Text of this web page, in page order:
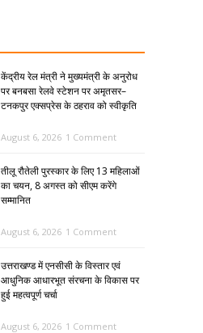
केंद्रीय रेल मंत्री ने मुख्यमंत्री के अनुरोध
पर बनबसा रेलवे स्टेशन पर अमृतसर–
टनकपुर एक्सप्रेस के ठहराव को स्वीकृति
August 6, 2026 1 Comment
तीलू रौतेली पुरस्कार के लिए 13 महिलाओं
का चयन, 8 अगस्त को सीएम करेंगे
सम्मानित
August 6, 2026 1 Comment
उत्तराखण्ड में एनसीसी के विस्तार एवं
आधुनिक आधारभूत संरचना के विकास पर
हुई महत्वपूर्ण चर्चा
August 6, 2026 1 Comment